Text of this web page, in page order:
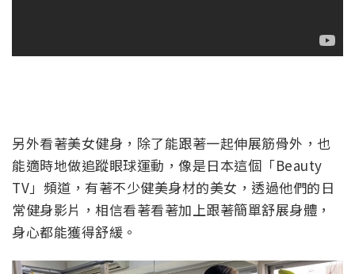
另外看著美女健身，除了能跟著一起伸展筋骨外，也
能適時地做追蹤眼球運動，像是日本這個「Beauty
TV」頻道，有著不少健美身材的美女，透過他們的日
常健身影片，相信看著看著加上跟著簡單舒展身體，
身心都能獲得舒緩。